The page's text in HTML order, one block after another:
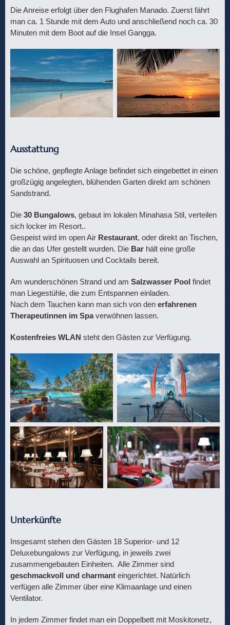
Die Anreise erfolgt über den Flughafen Manado. Zuerst fährt
man ca. 1 Stunde mit dem Auto und anschließend noch ca. 30
Minuten mit dem Boot auf die Insel Gangga.
Ausstattung
Die schöne, gepflegte Anlage befindet sich eingebettet in einen
großzügig angelegten, blühenden Garten direkt am schönen
Sandstrand.
Die 30 Bungalows, gebaut im lokalen Minahasa Stil, verteilen
sich locker im Resort..
Gespeist wird im open Air Restaurant, oder direkt an Tischen,
die an das Ufer gestellt wurden. Die Bar hält eine große
Auswahl an Spirituosen und Cocktails bereit.
Am wunderschönen Strand und am Salzwasser Pool findet
man Liegestühle, die zum Entspannen einladen.
Nach dem Tauchen kann man sich von den erfahrenen
Therapeutinnen im Spaverwöhnen lassen.
Kostenfreies WLAN steht den Gästen zur Verfügung.
Unterkünfte
Insgesamt stehen den Gästen 18 Superior- und 12
Deluxebungalows zur Verfügung, in jeweils zwei
zusammengebauten Einheiten. Alle Zimmer sind
geschmackvoll und charmant eingerichtet. Natürlich
verfügen alle Zimmer über eine Klimaanlage und einen
Ventilator.
In jedem Zimmer findet man ein Doppelbett mit Moskitonetz,